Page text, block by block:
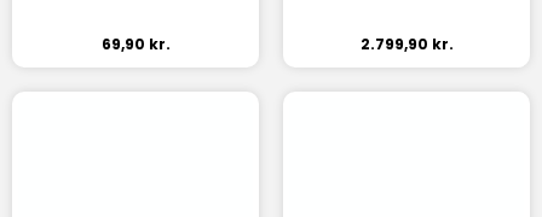
69,90 kr. 2.799,90 kr.